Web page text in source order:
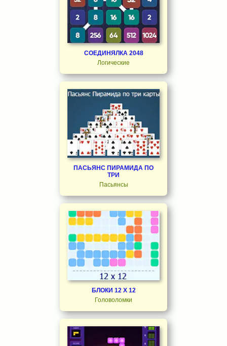
СОЕДИНЯЛКА 2048
Логические
ПАСЬЯНС ПИРАМИДА ПО
ТРИ
Пасьянсы
БЛОКИ 12 Х 12
Головоломки